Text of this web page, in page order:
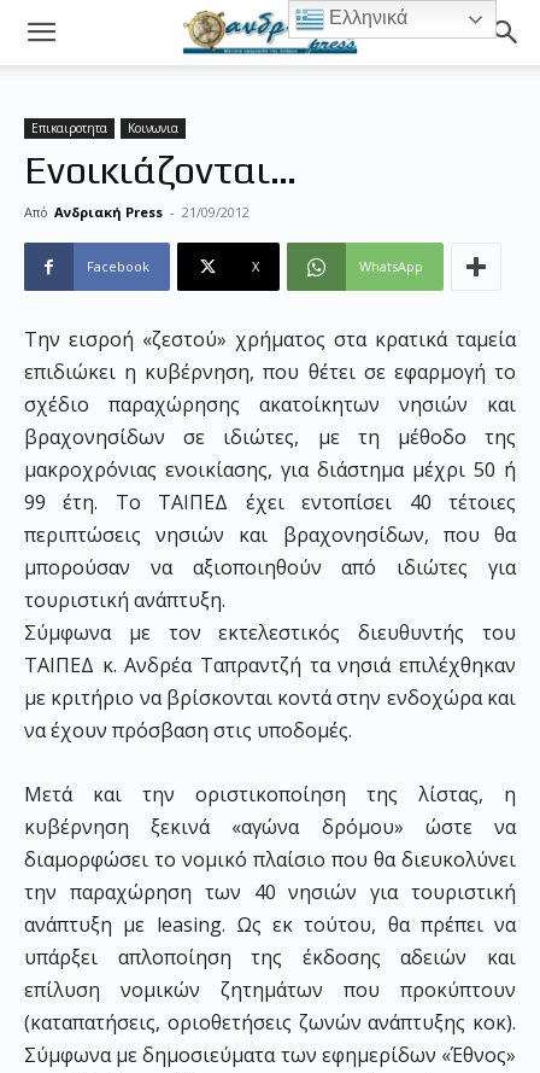
Επικαιροτητα Κοινωνια
Ενοικιάζονται…
Από Ανδριακή Press - 21/09/2012
Facebook X WhatsApp
Την εισροή «ζεστού» χρήματος στα κρατικά ταμεία
επιδιώκει η κυβέρνηση, που θέτει σε εφαρμογή το
σχέδιο παραχώρησης ακατοίκητων νησιών και
βραχονησίδων σε ιδιώτες, με τη μέθοδο της
μακροχρόνιας ενοικίασης, για διάστημα μέχρι 50 ή
99 έτη. Το ΤΑΙΠΕΔ έχει εντοπίσει 40 τέτοιες
περιπτώσεις νησιών και βραχονησίδων, που θα
μπορούσαν να αξιοποιηθούν από ιδιώτες για
τουριστική ανάπτυξη.
Σύμφωνα με τον εκτελεστικός διευθυντής του
ΤΑΙΠΕΔ κ. Ανδρέα Ταπραντζή τα νησιά επιλέχθηκαν
με κριτήριο να βρίσκονται κοντά στην ενδοχώρα και
να έχουν πρόσβαση στις υποδομές.
Μετά και την οριστικοποίηση της λίστας, η
κυβέρνηση ξεκινά «αγώνα δρόμου» ώστε να
διαμορφώσει το νομικό πλαίσιο που θα διευκολύνει
την παραχώρηση των 40 νησιών για τουριστική
ανάπτυξη με leasing. Ως εκ τούτου, θα πρέπει να
υπάρξει απλοποίηση της έκδοσης αδειών και
επίλυση νομικών ζητημάτων που προκύπτουν
(καταπατήσεις, οριοθετήσεις ζωνών ανάπτυξης κοκ).
Σύμφωνα με δημοσιεύματα των εφημερίδων «Έθνος»
Ελληνικά